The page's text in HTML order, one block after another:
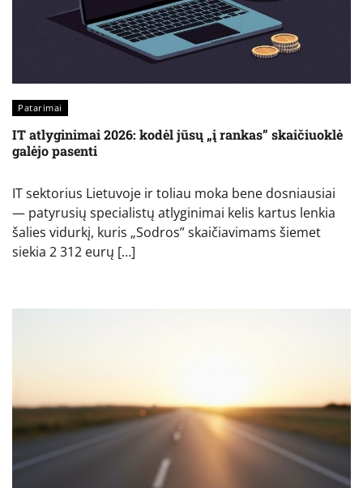
Patarimai
IT atlyginimai 2026: kodėl jūsų „į rankas” skaičiuoklė
galėjo pasenti
IT sektorius Lietuvoje ir toliau moka bene dosniausiai
— patyrusių specialistų atlyginimai kelis kartus lenkia
šalies vidurkį, kuris „Sodros” skaičiavimams šiemet
siekia 2 312 eurų […]